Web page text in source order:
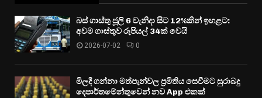
බස් ගාස්තු ජූලි 6 වැනිදා සිට 12%කින් ඉහළට:
අවම ගාස්තුව රුපියල් 34ක් වෙයි
2026-07-02 0
මිලදී ගන්නා මත්පැන්වල ප්‍රමිතිය සෙවීමට සුරාබදු
දෙපාර්තමේන්තුවෙන් නව App එකක්